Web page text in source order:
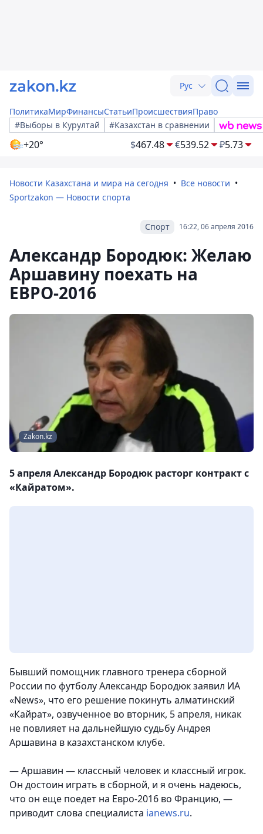
Рус
ПолитикаМирФинансыСтатьиПроисшествияПраво
#Выборы в Курултай
#Казахстан в сравнении
+20° $467.48 €539.52 ₽5.73
Новости Казахстана и мира на сегодня
Все новости
Sportzakon — Новости спорта
16:22, 06 апреля 2016
Спорт
Александр Бородюк: Желаю
Аршавину поехать на
ЕВРО-2016
Zakon.kz
5 апреля Александр Бородюк расторг контракт с
«Кайратом».
Бывший помощник главного тренера сборной
России по футболу Александр Бородюк заявил ИА
«News», что его решение покинуть алматинский
«Кайрат», озвученное во вторник, 5 апреля, никак
не повлияет на дальнейшую судьбу Андрея
Аршавина в казахстанском клубе.
— Аршавин — классный человек и классный игрок.
Он достоин играть в сборной, и я очень надеюсь,
что он еще поедет на Евро-2016 во Францию, —
приводит слова специалиста ianews.ru.